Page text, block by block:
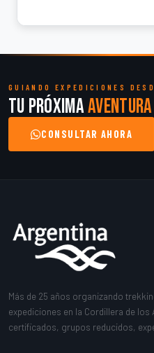
GUIANDO EXPEDICIONES
Tu próximaaventura
CONSULTAR AHORA
Más de 25 años organizando
expediciones en la Cordillera de los
certificados, grupos reducidos,